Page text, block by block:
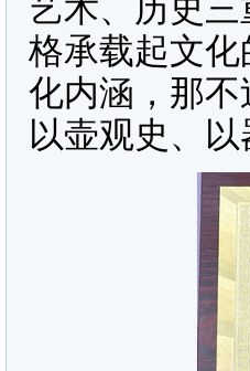
艺术、历史
格承载起文
化内涵，那
以壶观史、